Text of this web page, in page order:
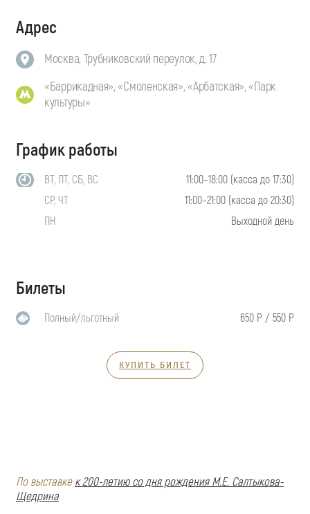
Адрес
Москва, Трубниковский переулок, д. 17
«Баррикадная», «Смоленская», «Арбатская», «Парк
культуры»
График работы
ВТ, ПТ, СБ, ВС
11:00–18:00 (касса до 17:30)
СР, ЧТ
11:00–21:00 (касса до 20:30)
ПН
Выходной день
Билеты
Полный/льготный 650 Р / 550 Р
КУПИТЬ БИЛЕТ
По выставкек200-летиюсо дня рожденияМ.Е. Салтыкова-
Щедрина